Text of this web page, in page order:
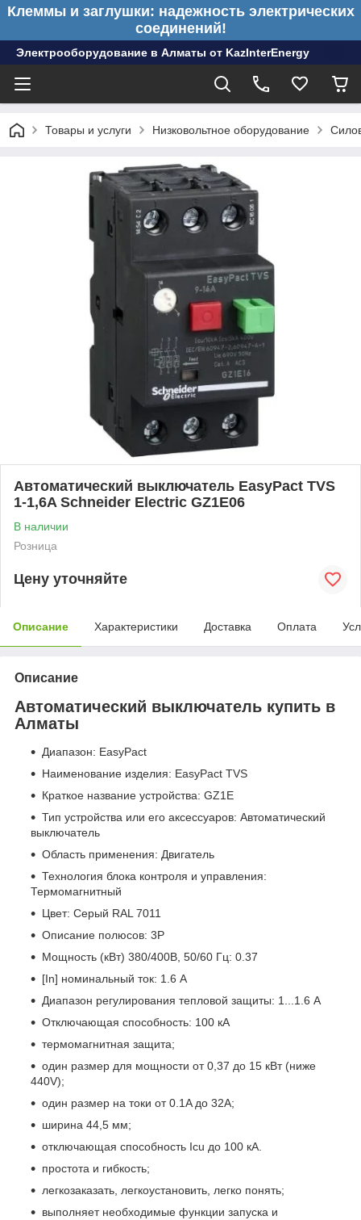
Клеммы и заглушки: надежность электрических
соединений!
Электрооборудование в Алматы от KazInterEnergy
Товары и услуги Низковольтное оборудование
Автоматический выключатель EasyPact TVS
1-1,6A Schneider Electric GZ1E06
В наличии
Розница
Цену уточняйте
Описание Характеристики Доставка Оплата
Описание
Автоматический выключатель купить в
Алматы
Диапазон: EasyPact
Наименование изделия: EasyPact TVS
Краткое название устройства: GZ1E
Тип устройства или его аксессуаров: Автоматический
выключатель
Область применения: Двигатель
Технология блока контроля и управления:
Термомагнитный
Цвет: Серый RAL 7011
Описание полюсов: 3P
Мощность (кВт) 380/400В, 50/60 Гц: 0.37
[In] номинальный ток: 1.6 А
Диапазон регулирования тепловой защиты: 1...1.6 A
Отключающая способность: 100 кА
термомагнитная защита;
один размер для мощности от 0,37 до 15 кВт (ниже
440V);
один размер на токи от 0.1A до 32A;
ширина 44,5 мм;
отключающая способность Icu до 100 кА.
простота и гибкость;
легкозаказать, легкоустановить, легко понять;
выполняет необходимые функции запуска и